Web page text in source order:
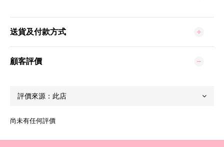
送貨及付款方式
顧客評價
尚未有任何評價